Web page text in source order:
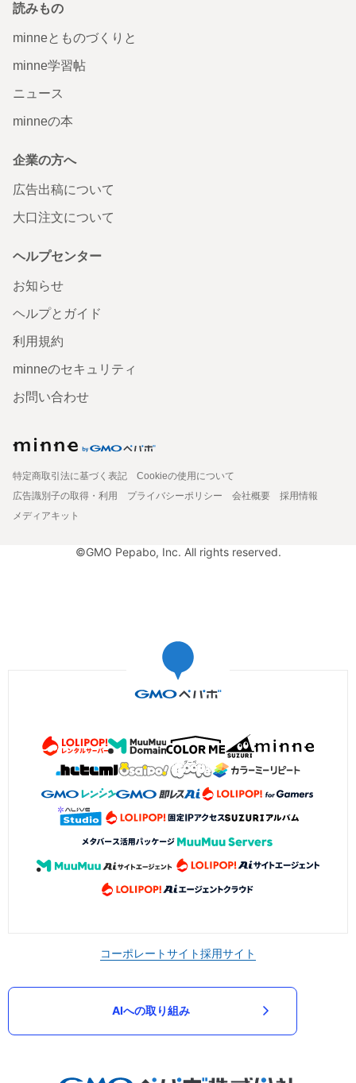
読みもの
minneとものづくりと
minne学習帖
ニュース
minneの本
企業の方へ
広告出稿について
大口注文について
ヘルプセンター
お知らせ
ヘルプとガイド
利用規約
minneのセキュリティ
お問い合わせ
特定商取引法に基づく表記
Cookieの使用について
広告識別子の取得・利用
プライバシーポリシー 会社概要
採用情報
メディアキット
©GMO Pepabo, Inc. All rights reserved.
コーポレートサイト採用サイト
AIへの取り組み